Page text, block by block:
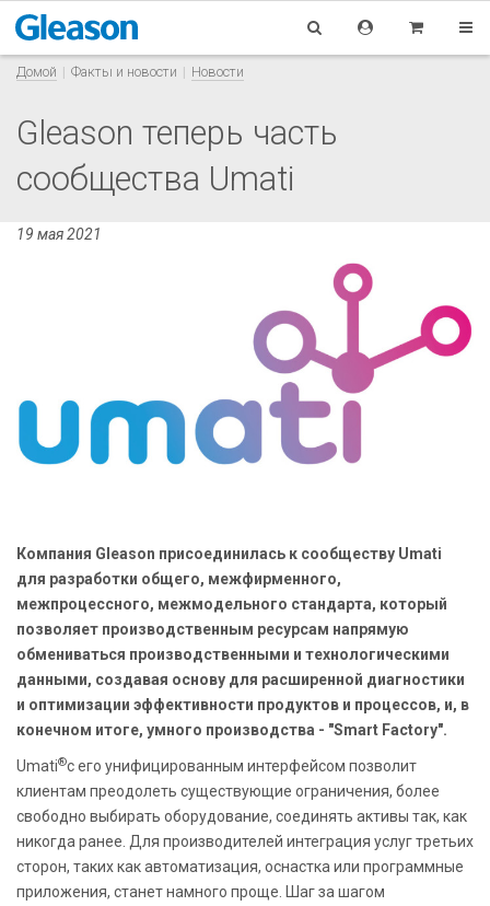
Домой Факты и новости Новости
Gleason теперь часть
сообщества Umati
19 мая 2021
Компания Gleason присоединилась к сообществу Umati
для разработки общего, межфирменного,
межпроцессного, межмодельного стандарта, который
позволяет производственным ресурсам напрямую
обмениваться производственными и технологическими
данными, создавая основу для расширенной диагностики
и оптимизации эффективности продуктов и процессов, и, в
конечном итоге, умного производства - "Smart Factory".
Umati®с его унифицированным интерфейсом позволит
клиентам преодолеть существующие ограничения, более
свободно выбирать оборудование, соединять активы так, как
никогда ранее. Для производителей интеграция услуг третьих
сторон, таких как автоматизация, оснастка или программные
приложения, станет намного проще. Шаг за шагом